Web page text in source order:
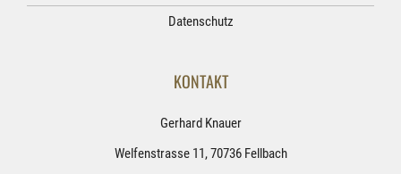
Datenschutz
KONTAKT
Gerhard Knauer
Welfenstrasse 11, 70736 Fellbach